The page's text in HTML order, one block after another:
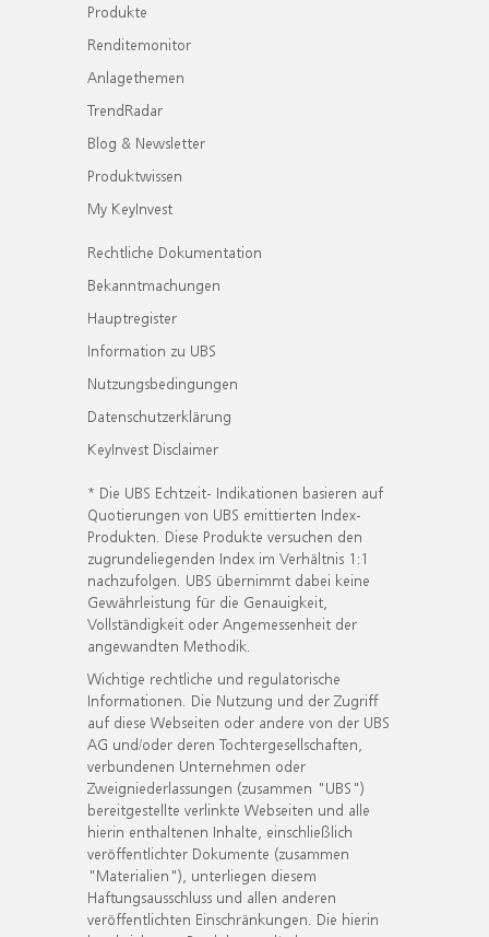
Produkte
Renditemonitor
Anlagethemen
TrendRadar
Blog & Newsletter
Produktwissen
My KeyInvest
Rechtliche Dokumentation
Bekanntmachungen
Hauptregister
Information zu UBS
Nutzungsbedingungen
Datenschutzerklärung
KeyInvest Disclaimer
* Die UBS Echtzeit- Indikationen basieren auf
Quotierungen von UBS emittierten Index-
Produkten. Diese Produkte versuchen den
zugrundeliegenden Index im Verhältnis 1:1
nachzufolgen. UBS übernimmt dabei keine
Gewährleistung für die Genauigkeit,
Vollständigkeit oder Angemessenheit der
angewandten Methodik.
Wichtige rechtliche und regulatorische
Informationen. Die Nutzung und der Zugriff
auf diese Webseiten oder andere von der UBS
AG und/oder deren Tochtergesellschaften,
verbundenen Unternehmen oder
Zweigniederlassungen (zusammen "UBS")
bereitgestellte verlinkte Webseiten und alle
hierin enthaltenen Inhalte, einschließlich
veröffentlichter Dokumente (zusammen
"Materialien"), unterliegen diesem
Haftungsausschluss und allen anderen
veröffentlichten Einschränkungen. Die hierin